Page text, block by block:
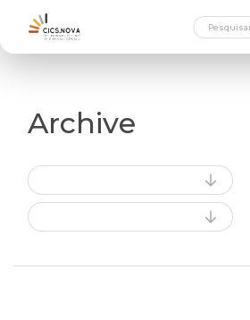
Archive